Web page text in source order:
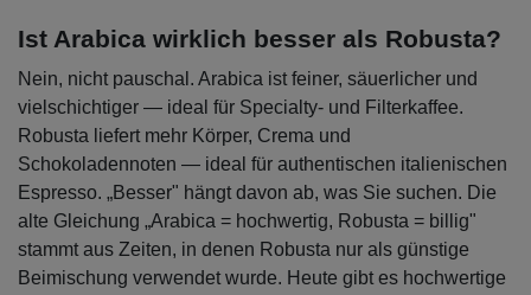
Ist Arabica wirklich besser als Robusta?
Nein, nicht pauschal. Arabica ist feiner, säuerlicher und
vielschichtiger — ideal für Specialty- und Filterkaffee.
Robusta liefert mehr Körper, Crema und
Schokoladennoten — ideal für authentischen italienischen
Espresso. „Besser" hängt davon ab, was Sie suchen. Die
alte Gleichung „Arabica = hochwertig, Robusta = billig"
stammt aus Zeiten, in denen Robusta nur als günstige
Beimischung verwendet wurde. Heute gibt es hochwertige